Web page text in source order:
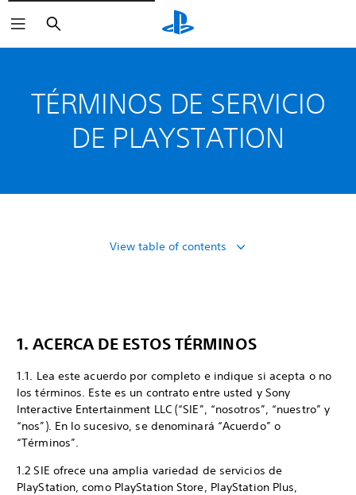
Buscar
TÉRMINOS DE SERVICIO
DE PLAYSTATION
View table of contents
1. ACERCA DE ESTOS TÉRMINOS
1.1. Lea este acuerdo por completo e indique si acepta o no
los términos. Este es un contrato entre usted y Sony
Interactive Entertainment LLC (“SIE”, “nosotros”, “nuestro” y
“nos”). En lo sucesivo, se denominará “Acuerdo” o
“Términos”.
1.2 SIE ofrece una amplia variedad de servicios de
PlayStation, como PlayStation Store, PlayStation Plus,